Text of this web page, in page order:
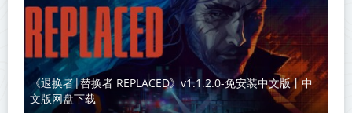
《退换者|替换者 REPLACED》v1.1.2.0-免安装中文版丨中
文版网盘下载